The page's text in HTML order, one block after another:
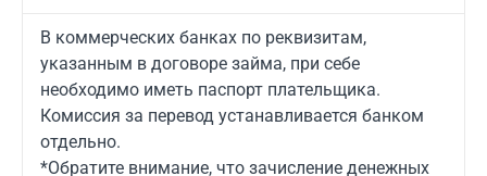
В коммерческих банках по реквизитам,
указанным в договоре займа, при себе
необходимо иметь паспорт плательщика.
Комиссия за перевод устанавливается банком
отдельно.
*Обратите внимание, что зачисление денежных